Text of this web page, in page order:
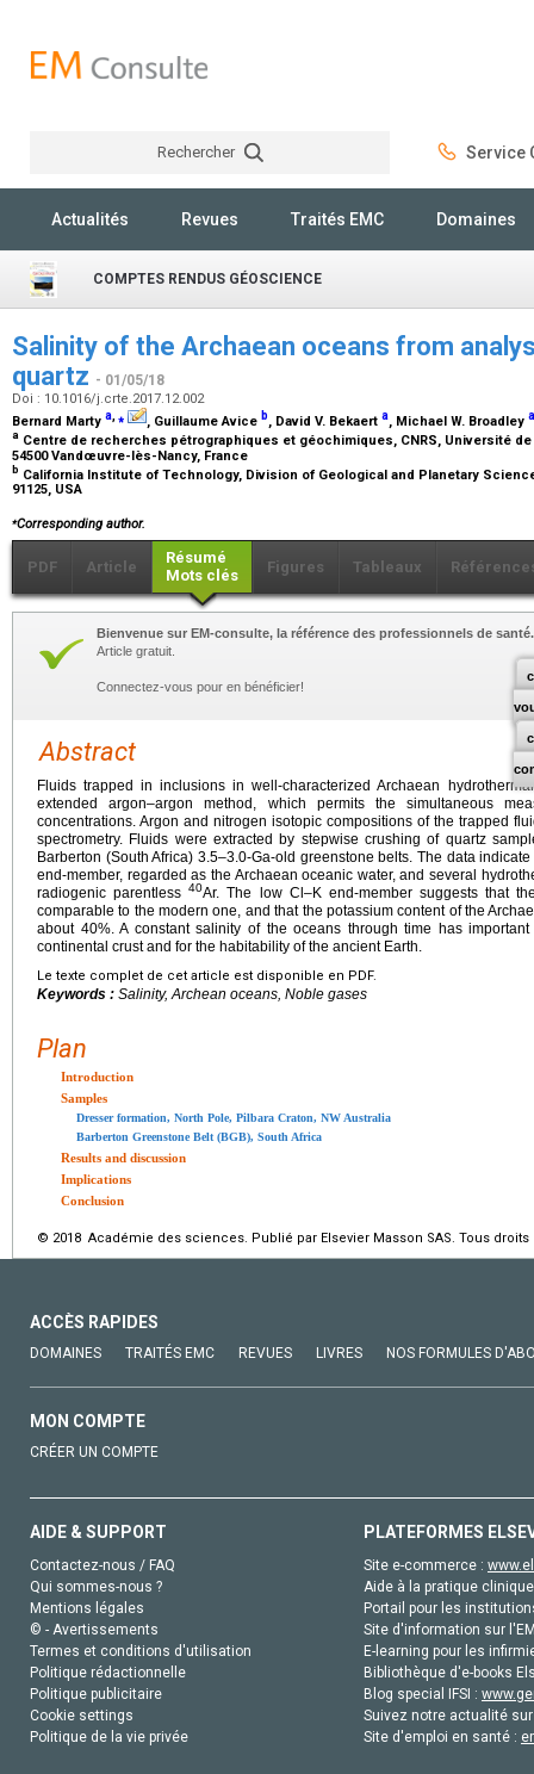
Rechercher Service
Actualités Revues Traités EMC Domaines
COMPTES RENDUS GÉOSCIENCE
Salinity of the Archaean oceans from
quartz - 01/05/18
Doi : 10.1016/j.crte.2017.12.002
Bernard Marty a,⁎ , Guillaume Avice b, David V. Bekaert a, Michael W. Broadley a
a Centre de recherches pétrographiques et géochimiques, CNRS, Université
54500 Vandœuvre-lès-Nancy, France
b California Institute of Technology, Division of Geological and Planetary
91125, USA
⁎Corresponding author.
PDF Article
Résumé
Mots clés
Figures Tableaux
Bienvenue sur EM-consulte, la référence des professionnels de santé.
Article gratuit.
Connectez-vous pour en bénéficier!
Abstract
Fluids trapped in inclusions in well-characterized Archaean
extended argon–argon method, which permits the simultaneous
concentrations. Argon and nitrogen isotopic compositions of the trapped
spectrometry. Fluids were extracted by stepwise crushing of quartz
Barberton (South Africa) 3.5–3.0-Ga-old greenstone belts. The data
end-member, regarded as the Archaean oceanic water, and several
radiogenic parentless40Ar. The low Cl–K end-member suggests that
comparable to the modern one, and that the potassium content of the
about 40%. A constant salinity of the oceans through time has
continental crust and for the habitability of the ancient Earth.
Le texte complet de cet article est disponible en PDF.
Keywords : Salinity, Archean oceans, Noble gases
Plan
Introduction
Samples
Dresser formation, North Pole, Pilbara Craton, NW Australia
Barberton Greenstone Belt (BGB), South Africa
Results and discussion
Implications
Conclusion
© 2018 Académie des sciences. Publié par Elsevier Masson SAS. Tous droits
ACCÈS RAPIDES
DOMAINES TRAITÉS EMC REVUES LIVRES NOS FORMULES
MON COMPTE
CRÉER UN COMPTE
AIDE & SUPPORT
Contactez-nous / FAQ
Qui sommes-nous ?
Mentions légales
© - Avertissements
Termes et conditions d'utilisation
Politique rédactionnelle
Politique publicitaire
Cookie settings
Politique de la vie privée
PLATEFORMES
Site e-commerce :
Aide à la pratique
Portail pour les
Site d'information sur
E-learning pour les
Bibliothèque d'e-books
Blog special IFSI :
Suivez notre actualité
Site d'emploi en santé :